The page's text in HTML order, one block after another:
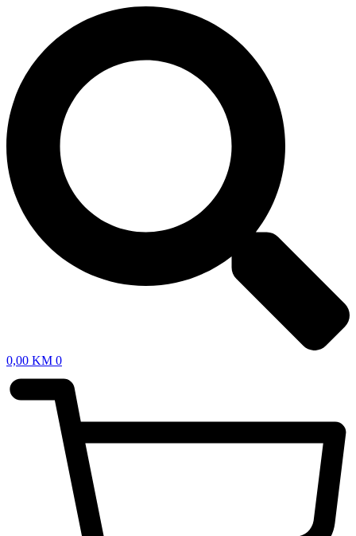
0,00 KM 0